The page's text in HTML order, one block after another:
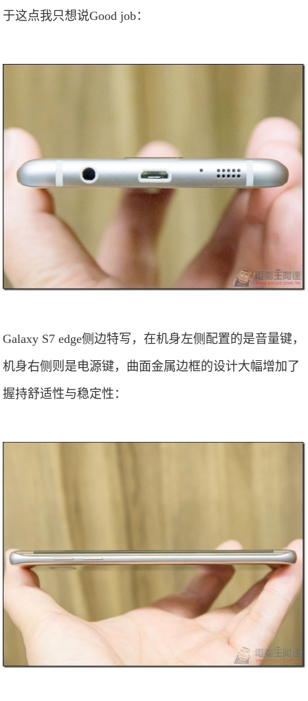
于这点我只想说Good job：
Galaxy S7 edge侧边特写，在机身左侧配置的是音量键，
机身右侧则是电源键，曲面金属边框的设计大幅增加了
握持舒适性与稳定性：